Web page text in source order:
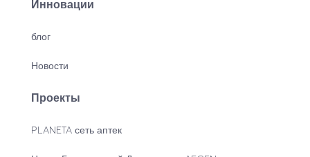
Инновации
блог
Новости
Проекты
PLANETA сеть аптек